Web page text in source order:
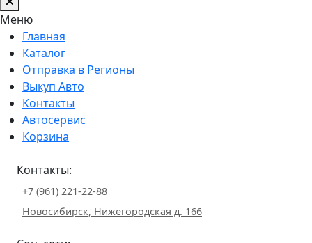
Меню
Главная
Каталог
Отправка в Регионы
Выкуп Авто
Контакты
Автосервис
Корзина
Контакты:
+7 (961) 221-22-88
Новосибирск, Нижегородская д. 166